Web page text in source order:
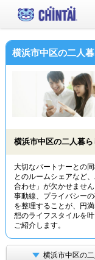
横浜市中区の二人
横浜市中区の二人暮
大切なパートナーとの
とのルームシェアなど
合わせ」が欠かせませ
事動線、プライバシー
を整理することが、円
想のライフスタイルを
ご紹介します。
横浜市中区の